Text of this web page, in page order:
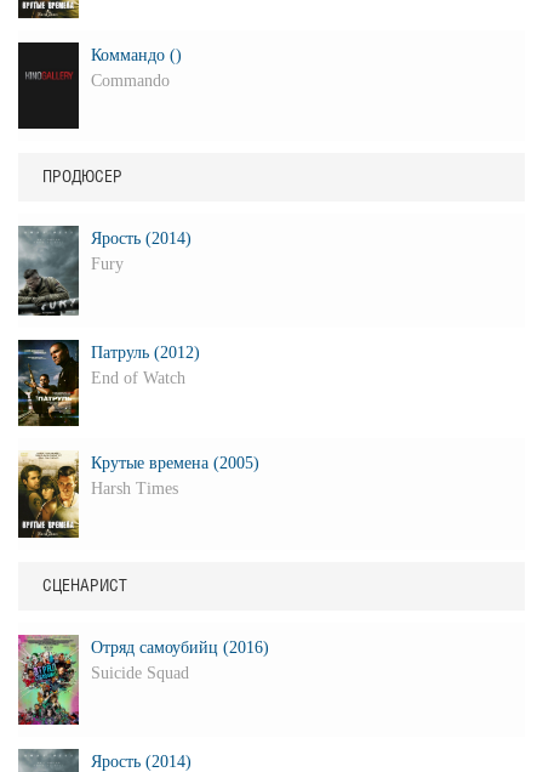
Коммандо ()
Commando
ПРОДЮСЕР
Ярость (2014)
Fury
Патруль (2012)
End of Watch
Крутые времена (2005)
Harsh Times
СЦЕНАРИСТ
Отряд самоубийц (2016)
Suicide Squad
Ярость (2014)